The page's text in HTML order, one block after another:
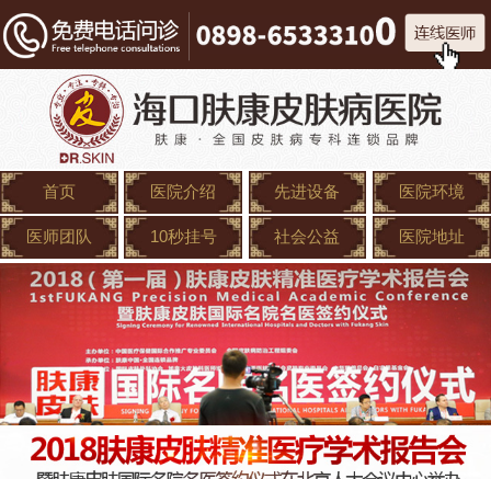
首页 医院介绍 先进设备 医院环境
医师团队 10秒挂号 社会公益 医院地址